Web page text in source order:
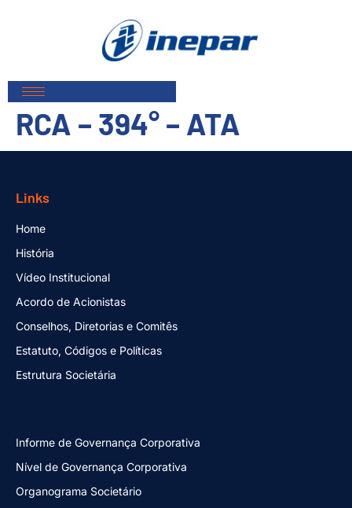
RCA – 394° – ATA
Links
Home
História
Vídeo Institucional
Acordo de Acionistas
Conselhos, Diretorias e Comitês
Estatuto, Códigos e Políticas
Estrutura Societária
Informe de Governança Corporativa
Nível de Governança Corporativa
Organograma Societário